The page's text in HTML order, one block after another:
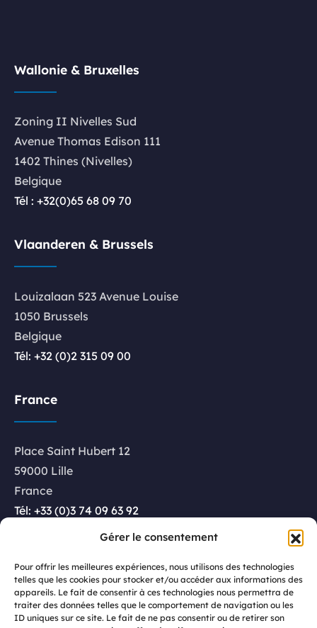
Gérer le consentement
Pour offrir les meilleures expériences, nous utilisons des technologies
telles que les cookies pour stocker et/ou accéder aux informations des
appareils. Le fait de consentir à ces technologies nous permettra de
traiter des données telles que le comportement de navigation ou les
ID uniques sur ce site. Le fait de ne pas consentir ou de retirer son
Wallonie & Bruxelles
Zoning II Nivelles Sud
Avenue Thomas Edison 111
1402 Thines (Nivelles)
Belgique
Tél : +32(0)65 68 09 70
Vlaanderen & Brussels
Louizalaan 523 Avenue Louise
1050 Brussels
Belgique
Tél: +32 (0)2 315 09 00
France
Place Saint Hubert 12
59000 Lille
France
Tél: +33 (0)3 74 09 63 92
Rue Glesener 21